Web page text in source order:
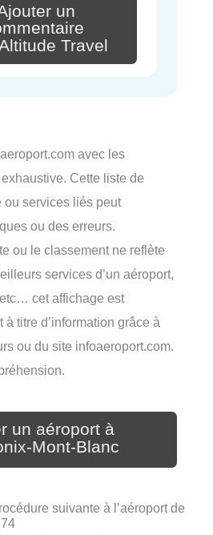
un
Travel
avec les
Cette liste de
ou services liés peut
ou des erreurs.
ou le classement ne reflète
services d’un aéroport,
cet affichage est
titre d’information grâce à
ou du site infoaeroport.com.
un aéroport à
Mont-Blanc
suivante à l’aéroport de